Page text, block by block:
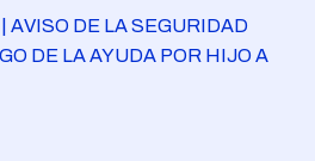
AVISO DE LA SEGURIDAD
DE LA AYUDA POR HIJO A